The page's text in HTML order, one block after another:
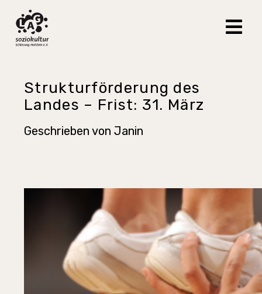
Strukturförderung des
Landes – Frist: 31. März
Geschrieben von Janin